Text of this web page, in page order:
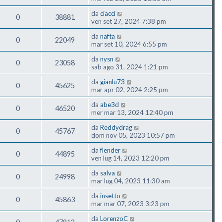
0 38881 da ciacci
ven set 27, 2024 7:38 pm
0 22049 da nafta
mar set 10, 2024 6:55 pm
0 23058 da nysn
sab ago 31, 2024 1:21 pm
0 45625 da gianlu73
mar apr 02, 2024 2:25 pm
0 46520 da abe3d
mer mar 13, 2024 12:40 pm
0 45767 da Reddydrag
dom nov 05, 2023 10:57 pm
0 44895 daflender
ven lug 14, 2023 12:20 pm
0 24998 da salva
mar lug 04, 2023 11:30 am
0 45863 da insetto
mar mar 07, 2023 3:23 pm
da LorenzoC